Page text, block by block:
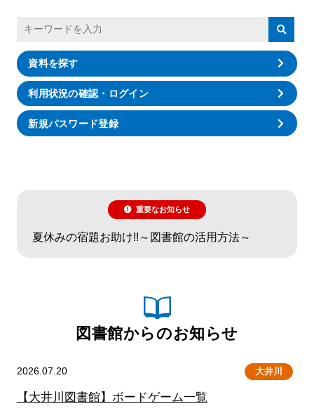
資料を探す
利用状況の確認・ログイン
新規パスワード登録
重要なお知らせ
夏休みの宿題お助け!!～図書館の活用方法～
図書館からのお知らせ
2026.07.20 大井川
【大井川図書館】ボードゲーム一覧